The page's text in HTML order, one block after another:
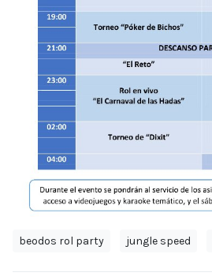
beodos rol party jungle speed